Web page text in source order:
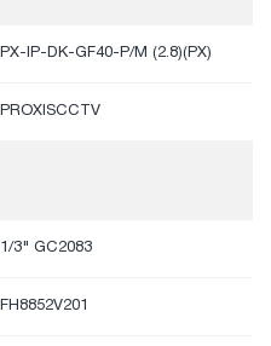
PX-IP-DK-GF40-P/M (2.8)(PX)
PROXISCCTV
1/3" GC2083
FH8852V201